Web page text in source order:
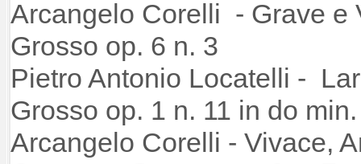
Arcangelo Corelli - Grave e
Grosso op. 6 n. 3
Pietro Antonio Locatelli -
Grosso op. 1 n. 11 in do min.
Arcangelo Corelli - Vivace,